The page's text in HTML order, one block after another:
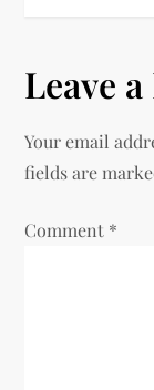
n
a
v
i
Leave
Your email
fields are
Comment *